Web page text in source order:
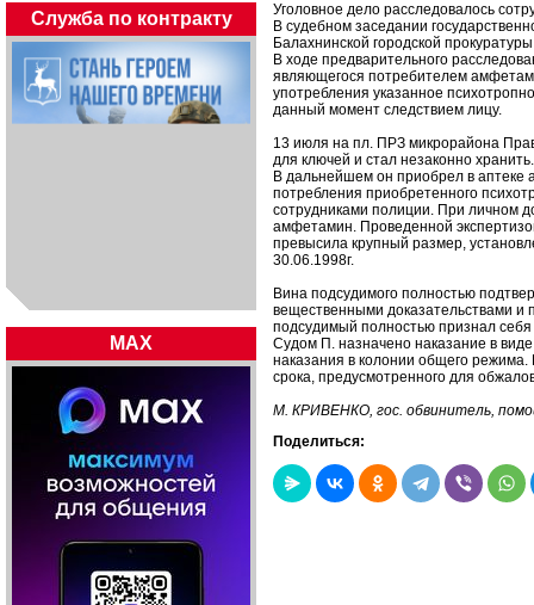
Служба по контракту
MAX
Уголовное дело расследовалось
В судебном заседании
Балахнинской городской
В ходе предварительного
являющегося потребителем
употребления указанное
данный момент следствием лицу.
13 июля на пл. ПРЗ микрорайона
для ключей и стал незаконно хранить.
В дальнейшем он приобрел в аптеке
потребления приобретенного
сотрудниками полиции. При личном
амфетамин. Проведенной
превысила крупный размер,
30.06.1998г.
Вина подсудимого полностью
вещественными доказательствами и
подсудимый полностью признал
Судом П. назначено наказание в
наказания в колонии общего режима.
срока, предусмотренного для
М. КРИВЕНКО, гос. обвинитель,
Поделиться: